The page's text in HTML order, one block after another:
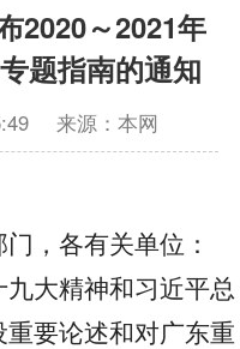
2020～2021年
题指南的通知
来源：本网
，各有关单位：
大精神和习近平总
要论述和对广东重